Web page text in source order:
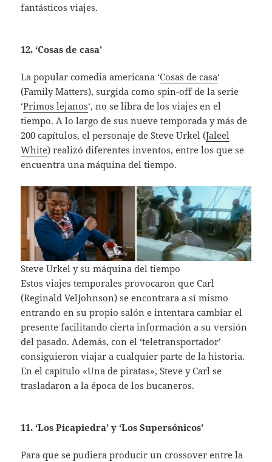
fantásticos viajes.
12. ‘Cosas de casa’
La popular comedia americana ‘Cosas de casa‘
(Family Matters), surgida como spin-off de la serie
‘Primos lejanos‘, no se libra de los viajes en el
tiempo. A lo largo de sus nueve temporada y más de
200 capítulos, el personaje de Steve Urkel (Jaleel
White) realizó diferentes inventos, entre los que se
encuentra una máquina del tiempo.
Steve Urkel y su máquina del tiempo
Estos viajes temporales provocaron que Carl
(Reginald VelJohnson) se encontrara a sí mismo
entrando en su propio salón e intentara cambiar el
presente facilitando cierta información a su versión
del pasado. Además, con el ‘teletransportador’
consiguieron viajar a cualquier parte de la historia.
En el capítulo «Una de piratas», Steve y Carl se
trasladaron a la época de los bucaneros.
11. ‘Los Picapiedra’ y ‘Los Supersónicos’
Para que se pudiera producir un crossover entre la